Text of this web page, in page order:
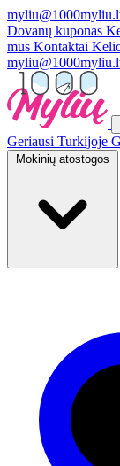
Dovanų kuponas
mus Kontaktai
Geriausi Turkijoje
Mokinių atostogos